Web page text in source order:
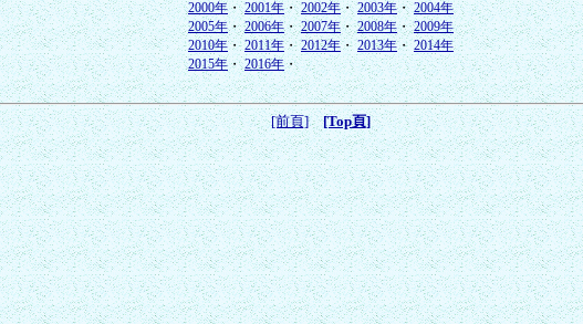
2000年・2001年・2002年・2003年・2004年
2005年・2006年・2007年・2008年・2009年
2010年・2011年・2012年・2013年・2014年
2015年・2016年・
[前頁]
[Top頁]